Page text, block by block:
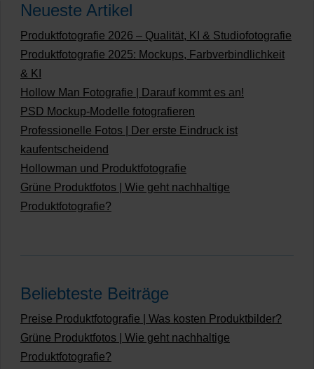
Neueste Artikel
Produktfotografie 2026 – Qualität, KI & Studiofotografie
Produktfotografie 2025: Mockups, Farbverbindlichkeit
& KI
Hollow Man Fotografie | Darauf kommt es an!
PSD Mockup-Modelle fotografieren
Professionelle Fotos | Der erste Eindruck ist
kaufentscheidend
Hollowman und Produktfotografie
Grüne Produktfotos | Wie geht nachhaltige
Produktfotografie?
Beliebteste Beiträge
Preise Produktfotografie | Was kosten Produktbilder?
Grüne Produktfotos | Wie geht nachhaltige
Produktfotografie?